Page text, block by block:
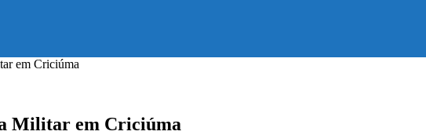
em Criciúma
Militar em Criciúma